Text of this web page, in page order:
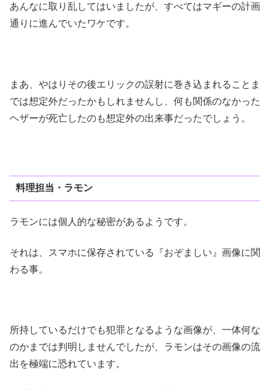
あんなに取り乱してはいましたが、すべてはマギーの計画
通りに進んでいたワケです。
まあ、やはりその後エリックの誤射に巻き込まれることま
では想定外だったかもしれませんし、何も関係のなかった
ヘザーが死亡したのも想定外の出来事だったでしょう。
料理担当・ラモン
ラモンには個人的な秘密があるようです。
それは、スマホに保存されている『おぞましい』画像に関
わる事。
所持しているだけでも犯罪となるような画像が、一体何な
のかまでは判明しませんでしたが、ラモンはその画像の流
出を極端に恐れています。